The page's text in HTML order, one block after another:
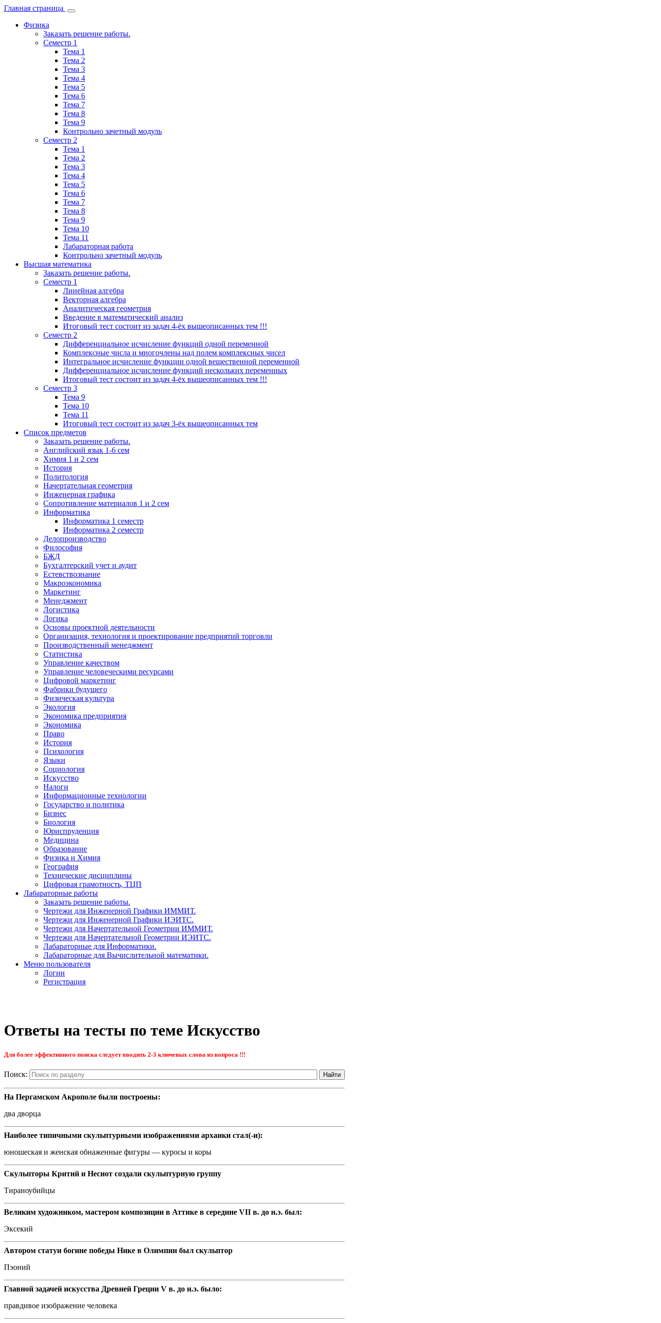
Главная страница
Физика
Заказать решение работы.
Семестр 1
Тема 1
Тема 2
Тема 3
Тема 4
Тема 5
Тема 6
Тема 7
Тема 8
Тема 9
Контрольно зачетный модуль
Семестр 2
Тема 1
Тема 2
Тема 3
Тема 4
Тема 5
Тема 6
Тема 7
Тема 8
Тема 9
Тема 10
Тема 11
Лабараторная работа
Контрольно зачетный модуль
Высшая математика
Заказать решение работы.
Семестр 1
Линейная алгебра
Векторная алгебра
Аналитическая геометрия
Введение в математический анализ
Итоговый тест состоит из задач 4-ёх вышеописанных тем !!!
Семестр 2
Дифференциальное исчисление функций одной переменной
Комплексные числа и многочлены над полем комплексных чисел
Интегральное исчисление функции одной вещественной переменной
Дифференциальное исчисление функций нескольких переменных
Итоговый тест состоит из задач 4-ёх вышеописанных тем !!!
Семестр 3
Тема 9
Тема 10
Тема 11
Итоговый тест состоит из задач 3-ёх вышеописанных тем
Список предметов
Заказать решение работы.
Английский язык 1-6 сем
Химия 1 и 2 сем
История
Политология
Начертательная геометрия
Инженерная графика
Сопротивление материалов 1 и 2 сем
Информатика
Информатика 1 семестр
Информатика 2 семестр
Делопроизводство
Философия
БЖД
Бухгалтерский учет и аудит
Естевствознание
Макроэкономика
Маркетинг
Менеджмент
Логистика
Логика
Основы проектной деятельности
Организация, технология и проектирование предприятий торговли
Производственный менеджмент
Статистика
Управление качеством
Управление человеческими ресурсами
Цифровой маркетинг
Фабрики будущего
Физическая культура
Экология
Экономика предприятия
Экономика
Право
История
Психология
Языки
Социология
Искусство
Налоги
Информационные технологии
Государство и политика
Бизнес
Биология
Юриспруденция
Медицина
Образование
Физика и Химия
География
Технические дисциплины
Цифровая грамотность, ТЦП
Лабараторные работы
Заказать решение работы.
Чертежи для Инженерной Графики ИММИТ.
Чертежи для Инженерной Графики ИЭИТС.
Чертежи для Начертательной Геометрии ИММИТ.
Чертежи для Начертательной Геометрии ИЭИТС.
Лабараторные для Информатики.
Лабараторные для Вычислительной математики.
Меню пользователя
Логин
Регистрация
Ответы на тесты по теме Искусство
Для более эффективного поиска следует вводить 2-3 ключевых слова из вопроса !!!
Поиск:
На Пергамском Акрополе были построены:
два дворца
Наиболее типичными скульптурными изображениями архаики стал(-и):
юношеская и женская обнаженные фигуры — куросы и коры
Скульпторы Критий и Несиот создали скульптурную группу
Тираноубийцы
Великим художником, мастером композиции в Аттике в середине VII в. до н.э. был:
Эксекий
Автором статуи богине победы Нике в Олимпии был скульптор
Пэоний
Главной задачей искусства Древней Греции V в. до н.э. было:
правдивое изображение человека